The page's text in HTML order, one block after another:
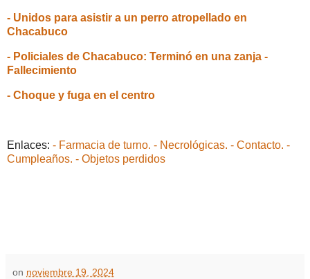
- Unidos para asistir a un perro atropellado en
Chacabuco
- Policiales de Chacabuco: Terminó en una zanja -
Fallecimiento
- Choque y fuga en el centro
Enlaces: - Farmacia de turno. - Necrológicas. - Contacto. -
Cumpleaños. - Objetos perdidos
on noviembre 19, 2024